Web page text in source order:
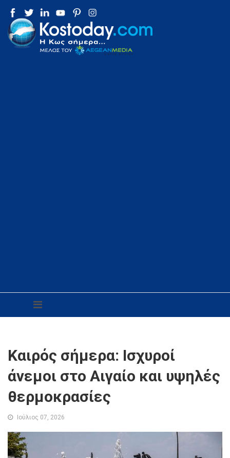
Καιρός σήμερα: Ισχυροί
άνεμοι στο Αιγαίο και υψηλές
θερμοκρασίες
Ιούλιος 07, 2026